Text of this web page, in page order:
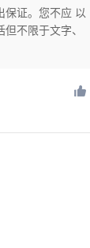
保证。您不应 以
不限于文字、